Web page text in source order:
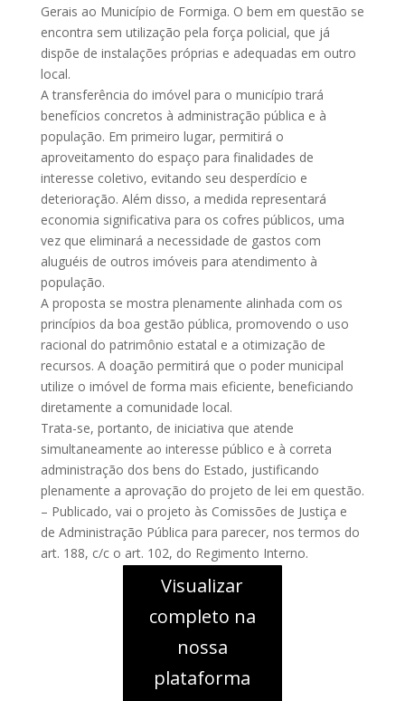
Gerais ao Município de Formiga. O bem em questão se
encontra sem utilização pela força policial, que já
dispõe de instalações próprias e adequadas em outro
local.
A transferência do imóvel para o município trará
benefícios concretos à administração pública e à
população. Em primeiro lugar, permitirá o
aproveitamento do espaço para finalidades de
interesse coletivo, evitando seu desperdício e
deterioração. Além disso, a medida representará
economia significativa para os cofres públicos, uma
vez que eliminará a necessidade de gastos com
aluguéis de outros imóveis para atendimento à
população.
A proposta se mostra plenamente alinhada com os
princípios da boa gestão pública, promovendo o uso
racional do patrimônio estatal e a otimização de
recursos. A doação permitirá que o poder municipal
utilize o imóvel de forma mais eficiente, beneficiando
diretamente a comunidade local.
Trata-se, portanto, de iniciativa que atende
simultaneamente ao interesse público e à correta
administração dos bens do Estado, justificando
plenamente a aprovação do projeto de lei em questão.
– Publicado, vai o projeto às Comissões de Justiça e
de Administração Pública para parecer, nos termos do
art. 188, c/c o art. 102, do Regimento Interno.
Visualizar
completo na
nossa
plataforma